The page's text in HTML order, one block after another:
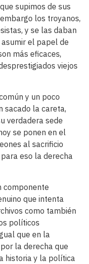
supimos de sus
los troyanos,
y se las daban
el papel de
más eficaces,
viejos
y un poco
sacado la careta,
verdadera sede
se ponen en el
al sacrificio
eso la derecha
componente
que intenta
como también
políticos
que en la
la derecha que
historia y la política